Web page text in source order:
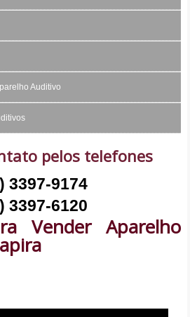
Auditivo
pelos telefones
3397-9174
3397-6120
Vender Aparelho